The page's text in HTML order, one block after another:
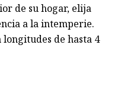
de su hogar, elija
a la intemperie.
de hasta 4